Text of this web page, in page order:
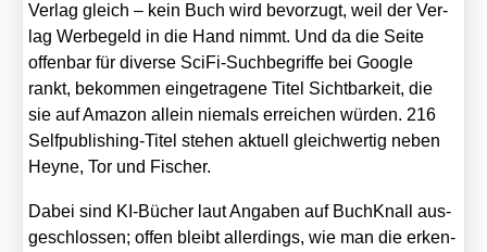
Ver­lag gleich – kein Buch wird bevor­zugt, weil der Ver­
lag Wer­be­geld in die Hand nimmt. Und da die Sei­te
offen­bar für diver­se Sci­Fi-Such­be­grif­fe bei Goog­le
rankt, bekom­men ein­ge­tra­ge­ne Titel Sicht­bar­keit, die
sie auf Ama­zon allein nie­mals errei­chen wür­den. 216
Self­pu­bli­shing-Titel ste­hen aktu­ell gleich­wer­tig neben
Hey­ne, Tor und Fischer.
Dabei sind KI-Bücher laut Anga­ben auf Buch­Knall aus­
ge­schlos­sen; offen bleibt aller­dings, wie man die erken­